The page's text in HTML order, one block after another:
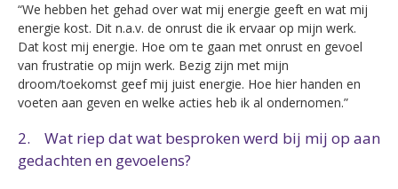
“We hebben het gehad over wat mij energie geeft en wat mij
energie kost. Dit n.a.v. de onrust die ik ervaar op mijn werk.
Dat kost mij energie. Hoe om te gaan met onrust en gevoel
van frustratie op mijn werk. Bezig zijn met mijn
droom/toekomst geef mij juist energie. Hoe hier handen en
voeten aan geven en welke acties heb ik al ondernomen.”
2. Wat riep dat wat besproken werd bij mij op aan
gedachten en gevoelens?